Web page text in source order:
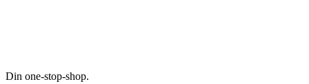
Din one-stop-shop.